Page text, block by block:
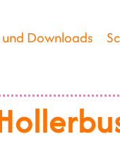
und Downloads